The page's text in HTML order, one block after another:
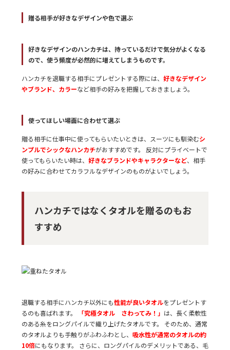
贈る相手が好きなデザインや色で選ぶ
好きなデザインのハンカチは、持っているだけで気分がよくなる
ので、使う頻度が必然的に増えてしまうものです。
ハンカチを退職する相手にプレゼントする際には、 好きなデザイン
やブランド、カラーなど相手の好みを把握しておきましょう。
使ってほしい場面に合わせて選ぶ
贈る相手に仕事中に使ってもらいたいときは、スーツにも馴染むシ
ンプルでシックなハンカチがおすすめです。 反対にプライベートで
使ってもらいたい時は、 好きなブランドやキャラクターなど、相手
の好みに合わせてカラフルなデザインのものがよいでしょう。
ハンカチではなくタオルを贈るのもお
すすめ
退職する相手にハンカチ以外にも性能が良いタオルをプレゼントす
るのも喜ばれます。
「究極タオル さわってみ！」 は、長く柔軟性
のある糸をロングパイルで織り上げたタオルです。 そのため、通常
のタオルよりも手触りがふわふわとし、 吸水性が通常のタオルの約
10倍にもなります。 さらに、ロングパイルのデメリットである、毛